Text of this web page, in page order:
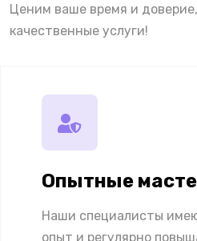
Ценим ваше время и
качественные услуги!
Опытные
Наши специалисты
опыт и регулярно